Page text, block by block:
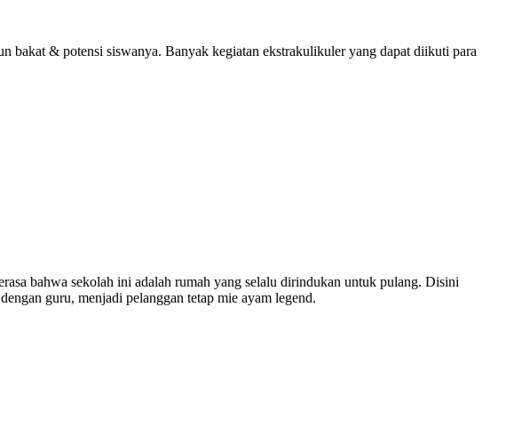
bakat & potensi siswanya. Banyak kegiatan ekstrakulikuler yang dapat diikuti para
bahwa sekolah ini adalah rumah yang selalu dirindukan untuk pulang. Disini
guru, menjadi pelanggan tetap mie ayam legend.